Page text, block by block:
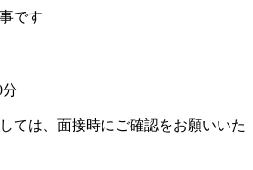
です
ては、面接時にご確認をお願いいた